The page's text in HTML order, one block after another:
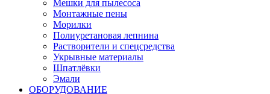
Мешки для пылесоса
Монтажные пены
Морилки
Полиуретановая лепнина
Растворители и спецсредства
Укрывные материалы
Шпатлёвки
Эмали
ОБОРУДОВАНИЕ